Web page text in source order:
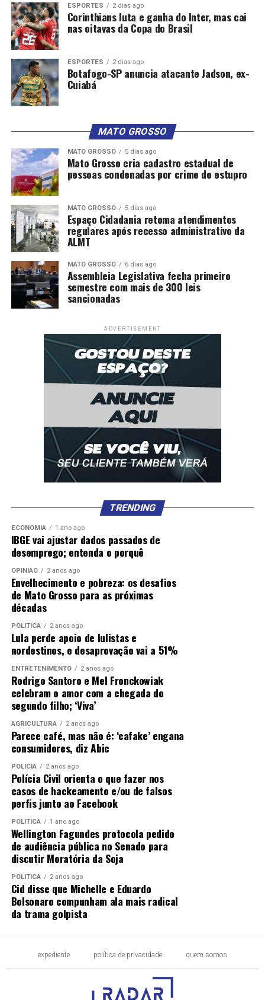
ESPORTES 2 dias ago
Corinthians luta e ganha do Inter, mas cai
nas oitavas da Copa do Brasil
ESPORTES 2 dias ago
Botafogo-SP anuncia atacante Jadson, ex-
Cuiabá
MATO GROSSO
MATO GROSSO 5 dias ago
Mato Grosso cria cadastro estadual de
pessoas condenadas por crime de estupro
MATO GROSSO 5 dias ago
Espaço Cidadania retoma atendimentos
regulares após recesso administrativo da
ALMT
MATO GROSSO 6 dias ago
Assembleia Legislativa fecha primeiro
semestre com mais de 300 leis
sancionadas
ADVERTISEMENT
TRENDING
ECONOMIA 1 ano ago
IBGE vai ajustar dados passados de
desemprego; entenda o porquê
OPINIÃO 2 anos ago
Envelhecimento e pobreza: os desafios
de Mato Grosso para as próximas
décadas
POLÍTICA 2 anos ago
Lula perde apoio de lulistas e
nordestinos, e desaprovação vai a 51%
ENTRETENIMENTO 2 anos ago
Rodrigo Santoro e Mel Fronckowiak
celebram o amor com a chegada do
segundo filho; ‘Viva’
AGRICULTURA 2 anos ago
Parece café, mas não é: ‘cafake’ engana
consumidores, diz Abic
POLÍCIA 2 anos ago
Polícia Civil orienta o que fazer nos
casos de hackeamento e/ou de falsos
perfis junto ao Facebook
POLÍTICA 1 ano ago
Wellington Fagundes protocola pedido
de audiência pública no Senado para
discutir Moratória da Soja
POLÍTICA 2 anos ago
Cid disse que Michelle e Eduardo
Bolsonaro compunham ala mais radical
da trama golpista
expediente política de privacidade quem somos